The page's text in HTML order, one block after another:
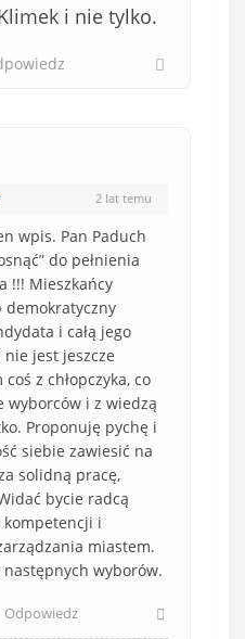
i nie tylko.
2 lat temu
wpis. Pan Paduch
do pełnienia
!!! Mieszkańcy
demokratyczny
i całą jego
jest jeszcze
z chłopczyka, co
wyborców i z wiedzą
Proponuję pychę i
siebie zawiesić na
solidną pracę,
bycie radcą
i
miastem.
następnych wyborów.
Odpowiedz